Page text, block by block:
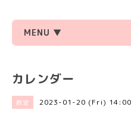
MENU ▼
カレンダー
教室 2023-01-20 (Fri)